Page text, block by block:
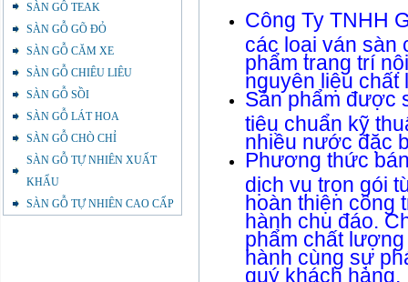
SÀN GỖ TEAK
SÀN GỖ GÕ ĐỎ
SÀN GỖ CĂM XE
SÀN GỖ CHIÊU LIÊU
SÀN GỖ SỒI
SÀN GỖ LÁT HOA
SÀN GỖ CHÒ CHỈ
SÀN GỖ TỰ NHIÊN XUẤT
KHẨU
SÀN GỖ TỰ NHIÊN CAO CẤP
Công Ty TNHH
các loại ván sàn
phẩm trang trí
nguyên liệu chất
Sản phẩm được
tiêu chuẩn kỹ
nhiều nước đặc
Phương thức
dịch vụ trọn gói
hoàn thiện công
hành chu đáo.
phẩm chất
hành cùng sự
quý khách hàng.